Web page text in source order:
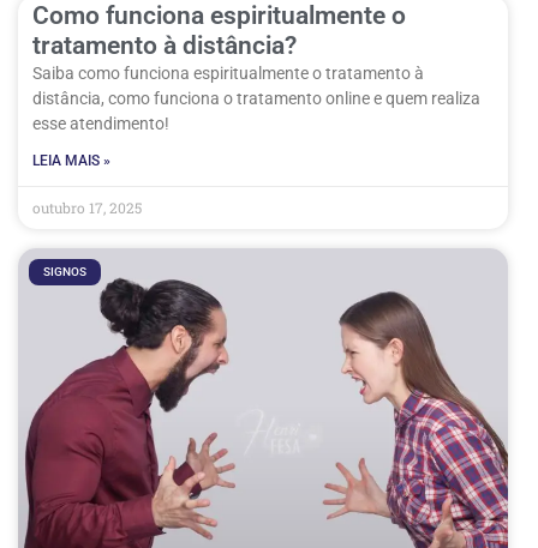
Como funciona espiritualmente o
tratamento à distância?
Saiba como funciona espiritualmente o tratamento à
distância, como funciona o tratamento online e quem realiza
esse atendimento!
LEIA MAIS »
outubro 17, 2025
SIGNOS